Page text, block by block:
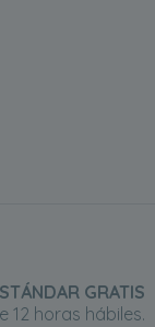
GRATIS
12 horas hábiles.